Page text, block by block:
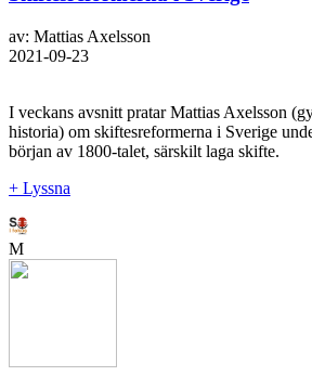
av: Mattias Axelsson
2021-09-23
I veckans avsnitt pratar Mattias Axelsson
historia) om skiftesreformerna i Sverige
början av 1800-talet, särskilt laga skifte.
+ Lyssna
M